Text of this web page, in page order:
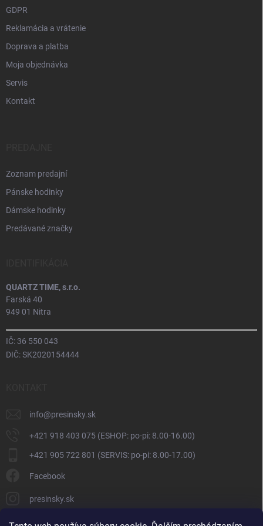
GDPR
Reklamácia a vrátenie
Doprava a platba
Moja objednávka
Servis
Kontakt
Zoznam predajní
Pánske hodinky
Dámske hodinky
Predávané značky
QUARTZ TIME, s.r.o.
Farská 40
949 01 Nitra
IČ: 36 550 043
DIČ: SK2020154444
info@presinsky.sk
+421 918 403 075 (ESHOP: po-pi: 8.00-16.00)
+421 905 722 801 (SERVIS: po-pi: 8.00-17.00)
Facebook
presinsky.sk